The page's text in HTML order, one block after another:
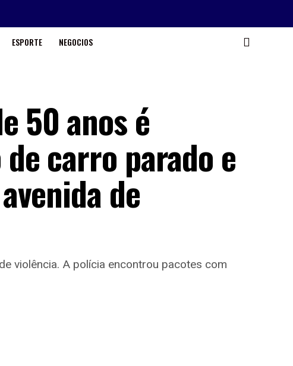
ESPORTE NEGOCIOS
50 anos é
carro parado e
de
violência. A polícia encontrou pacotes com